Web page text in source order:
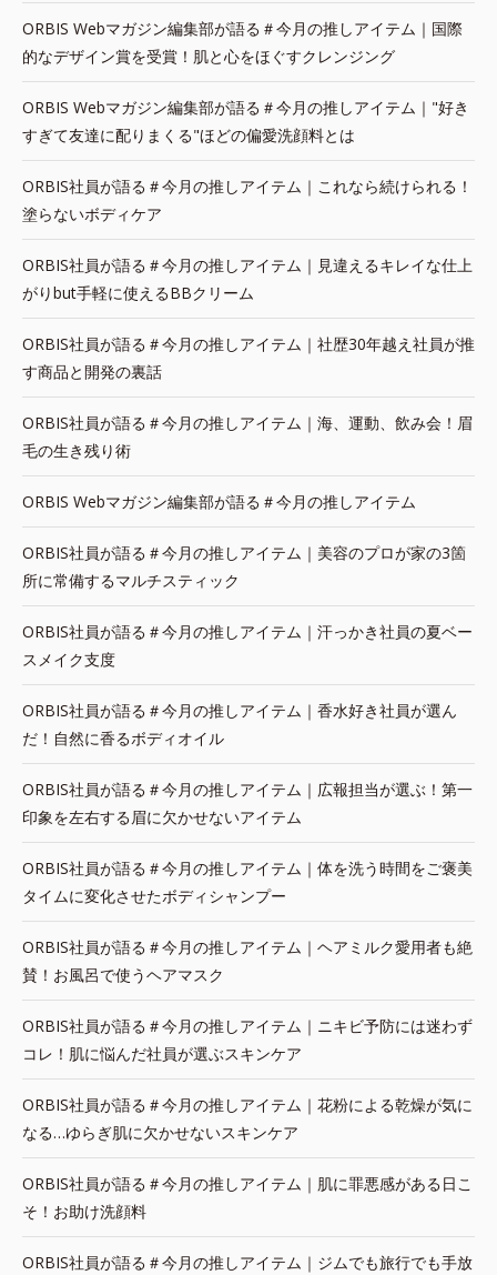
ORBIS Webマガジン編集部が語る＃今月の推しアイテム｜国際
的なデザイン賞を受賞！肌と心をほぐすクレンジング
ORBIS Webマガジン編集部が語る＃今月の推しアイテム｜"好き
すぎて友達に配りまくる"ほどの偏愛洗顔料とは
ORBIS社員が語る＃今月の推しアイテム｜これなら続けられる！
塗らないボディケア
ORBIS社員が語る＃今月の推しアイテム｜見違えるキレイな仕上
がりbut手軽に使えるBBクリーム
ORBIS社員が語る＃今月の推しアイテム｜社歴30年越え社員が推
す商品と開発の裏話
ORBIS社員が語る＃今月の推しアイテム｜海、運動、飲み会！眉
毛の生き残り術
ORBIS Webマガジン編集部が語る＃今月の推しアイテム
ORBIS社員が語る＃今月の推しアイテム｜美容のプロが家の3箇
所に常備するマルチスティック
ORBIS社員が語る＃今月の推しアイテム｜汗っかき社員の夏ベー
スメイク支度
ORBIS社員が語る＃今月の推しアイテム｜香水好き社員が選ん
だ！自然に香るボディオイル
ORBIS社員が語る＃今月の推しアイテム｜広報担当が選ぶ！第一
印象を左右する眉に欠かせないアイテム
ORBIS社員が語る＃今月の推しアイテム｜体を洗う時間をご褒美
タイムに変化させたボディシャンプー
ORBIS社員が語る＃今月の推しアイテム｜ヘアミルク愛用者も絶
賛！お風呂で使うヘアマスク
ORBIS社員が語る＃今月の推しアイテム｜ニキビ予防には迷わず
コレ！肌に悩んだ社員が選ぶスキンケア
ORBIS社員が語る＃今月の推しアイテム｜花粉による乾燥が気に
なる…ゆらぎ肌に欠かせないスキンケア
ORBIS社員が語る＃今月の推しアイテム｜肌に罪悪感がある日こ
そ！お助け洗顔料
ORBIS社員が語る＃今月の推しアイテム｜ジムでも旅行でも手放